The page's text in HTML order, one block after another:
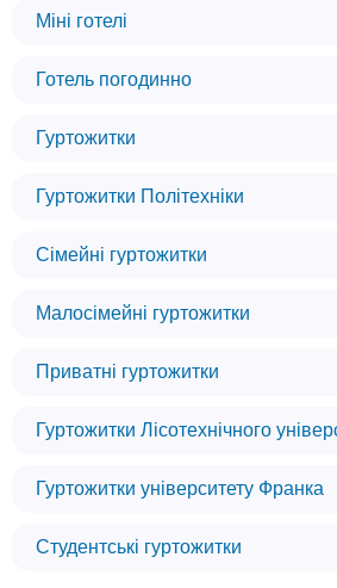
Міні готелі
Готель погодинно
Гуртожитки
Гуртожитки Політехніки
Сімейні гуртожитки
Малосімейні гуртожитки
Приватні гуртожитки
Гуртожитки Лісотехнічного
Гуртожитки університету Франка
Студентські гуртожитки